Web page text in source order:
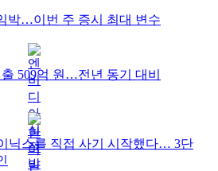
박…이번 주 증시 최대 변수
509억 원…전년 동기 대비
닉스를 직접 사기 시작했다… 3단